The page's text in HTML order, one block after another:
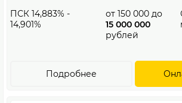
ПСК 14,883% -
14,901%
от 150 000 до
15 000 000
рублей
Подробнее